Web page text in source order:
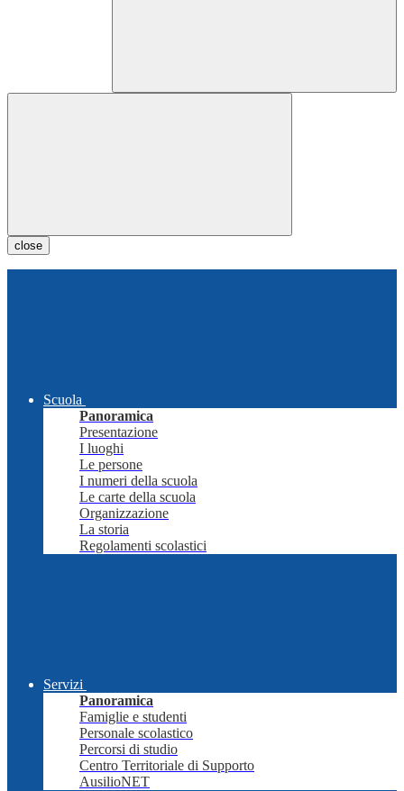
close
Scuola
Panoramica
Presentazione
I luoghi
Le persone
I numeri della scuola
Le carte della scuola
Organizzazione
La storia
Regolamenti scolastici
Servizi
Panoramica
Famiglie e studenti
Personale scolastico
Percorsi di studio
Centro Territoriale di Supporto
AusilioNET